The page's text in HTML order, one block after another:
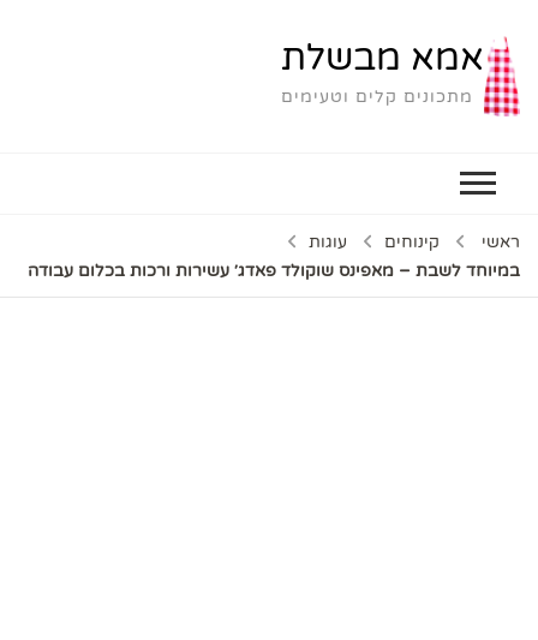
אמא מבשלת
מתכונים קלים וטעימים
ראשי קינוחים
עוגות
במיוחד לשבת – מאפינס שוקולד פאדג׳ עשירות ורכות בכלום עבודה